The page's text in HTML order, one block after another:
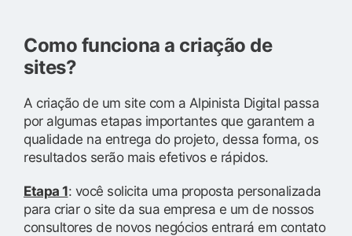
Como funciona a criação de
sites?
A criação de um site com a Alpinista Digital passa
por algumas etapas importantes que garantem a
qualidade na entrega do projeto, dessa forma, os
resultados serão mais efetivos e rápidos.
Etapa 1: você solicita uma proposta personalizada
para criar o site da sua empresa e um de nossos
consultores de novos negócios entrará em contato